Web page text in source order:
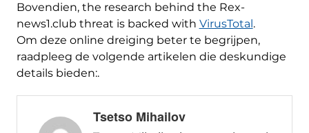
Bovendien, the research behind the Rex-
news1.club threat is backed with VirusTotal.
Om deze online dreiging beter te begrijpen,
raadpleeg de volgende artikelen die deskundige
details bieden:.
Tsetso Mihailov